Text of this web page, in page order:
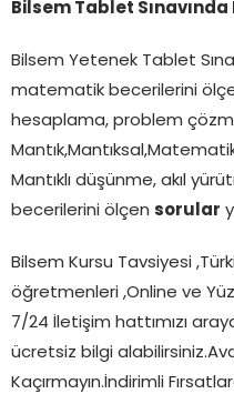
Bilsem Tablet
Bilsem Yetenek Tablet
matematik becerilerini
hesaplama, problem
Mantıklı düşünme, akıl
becerilerini ölçen sorular
Bilsem Kursu Tavsiyesi
öğretmenleri ,Online ve
7/24 İletişim hattımızı
ücretsiz bilgi
Kaçırmayın.İndirimli